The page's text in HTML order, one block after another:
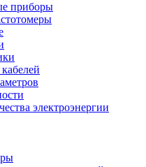
приборы
электроэнергии